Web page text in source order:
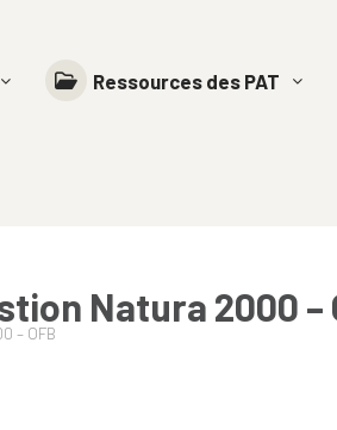
Ressources des PAT
Natura 2000 –
– OFB